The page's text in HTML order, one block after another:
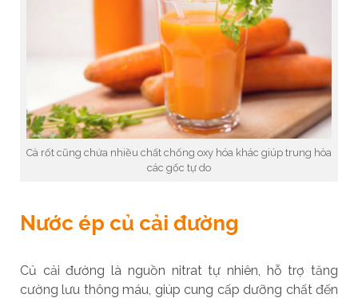
Cà rốt cũng chứa nhiều chất chống oxy hóa khác giúp trung hòa
các gốc tự do
Nước ép củ cải đường
Củ cải đường là nguồn nitrat tự nhiên, hỗ trợ tăng
cường lưu thông máu, giúp cung cấp dưỡng chất đến